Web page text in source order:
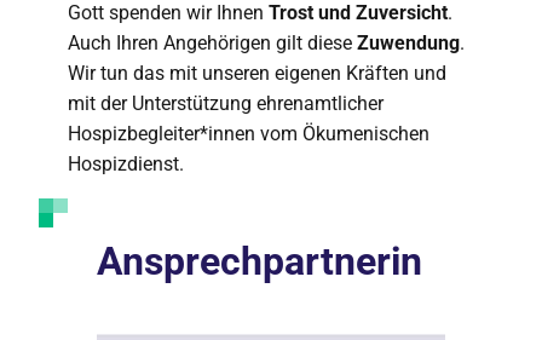
Gott spenden wir Ihnen Trost und Zuversicht.
Auch Ihren Angehörigen gilt diese Zuwendung.
Wir tun das mit unseren eigenen Kräften und
mit der Unterstützung ehrenamtlicher
Hospizbegleiter*innen vom Ökumenischen
Hospizdienst.
Ansprechpartnerin